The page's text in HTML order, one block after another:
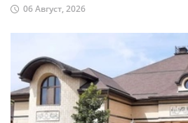
06 Август, 2026